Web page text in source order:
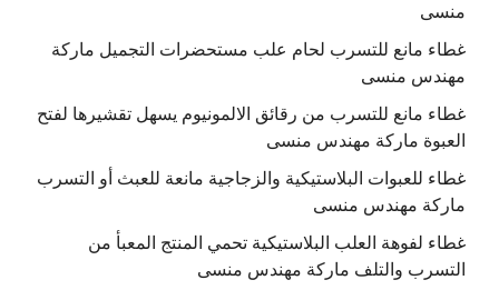
منسى
غطاء مانع للتسرب لحام علب مستحضرات التجميل ماركة
مهندس منسى
غطاء مانع للتسرب من رقائق الالمونيوم يسهل تقشيرها لفتح
العبوة ماركة مهندس منسى
غطاء للعبوات البلاستيكية والزجاجية مانعة للعبث أو التسرب
ماركة مهندس منسى
غطاء لفوهة العلب البلاستيكية تحمي المنتج المعبأ من
التسرب والتلف ماركة مهندس منسى